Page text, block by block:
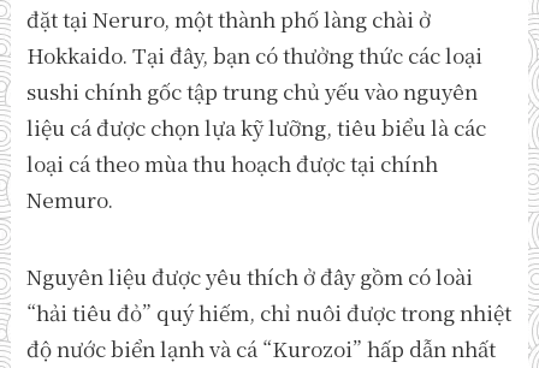
đặt tại Neruro, một thành phố làng chài ở
Hokkaido. Tại đây, bạn có thưởng thức các loại
sushi chính gốc tập trung chủ yếu vào nguyên
liệu cá được chọn lựa kỹ lưỡng, tiêu biểu là các
loại cá theo mùa thu hoạch được tại chính
Nemuro.
Nguyên liệu được yêu thích ở đây gồm có loài
“hải tiêu đỏ” quý hiếm, chỉ nuôi được trong nhiệt
độ nước biển lạnh và cá “Kurozoi” hấp dẫn nhất